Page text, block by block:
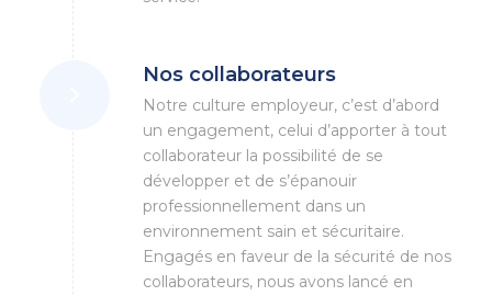
Nos collaborateurs
Notre culture employeur, c’est d’abord
un engagement, celui d’apporter à tout
collaborateur la possibilité de se
développer et de s’épanouir
professionnellement dans un
environnement sain et sécuritaire.
Engagés en faveur de la sécurité de nos
collaborateurs, nous avons lancé en